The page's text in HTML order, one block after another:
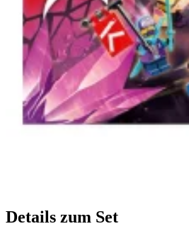
Details zum Set